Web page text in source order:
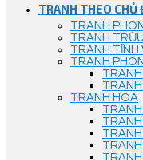
TRANH THEO CHỦ
TRANH
TRANH
TRANH TĨNH
TRANH
TRANH HOA